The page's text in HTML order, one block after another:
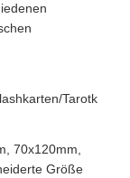
Tarotk
70x120mm,
Größe